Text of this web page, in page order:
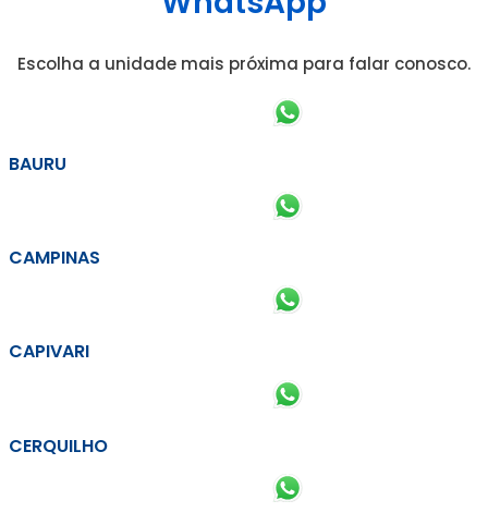
Escolha a unidade mais próxima para falar conosco.
BAURU
CAMPINAS
CAPIVARI
CERQUILHO